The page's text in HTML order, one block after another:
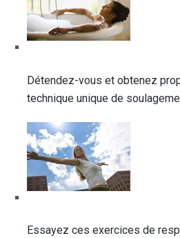
Détendez-vous et obtenez
technique unique de
Essayez ces exercices de